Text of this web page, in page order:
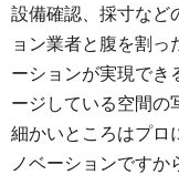
設備確認、採寸など
ョン業者と腹を割
ーションが実現でき
ージしている空間の
細かいところはプロ
ノベーションです